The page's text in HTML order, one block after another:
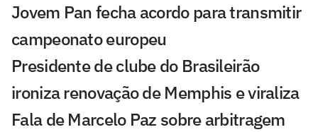
Jovem Pan fecha acordo para transmitir
campeonato europeu
Presidente de clube do Brasileirão
ironiza renovação de Memphis e viraliza
Fala de Marcelo Paz sobre arbitragem